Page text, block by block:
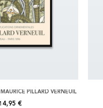
PILLARD VERNEUIL
€